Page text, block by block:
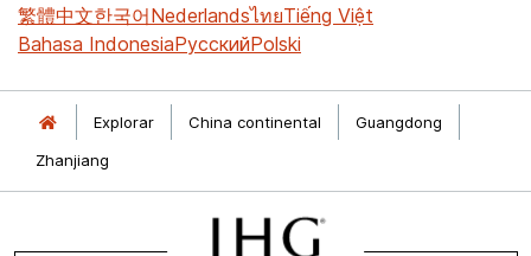
繁體中文한국어NederlandsไทยTiếng Việt
Bahasa IndonesiaРусскийPolski
Explorar China continental
Guangdong
Zhanjiang